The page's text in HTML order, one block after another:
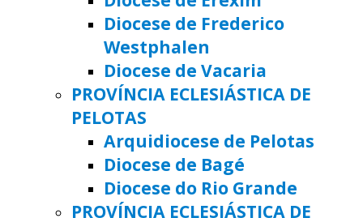
Diocese de Frederico
Westphalen
Diocese de Vacaria
PROVÍNCIA ECLESIÁSTICA DE
PELOTAS
Arquidiocese de Pelotas
Diocese de Bagé
Diocese do Rio Grande
PROVÍNCIA ECLESIÁSTICA DE